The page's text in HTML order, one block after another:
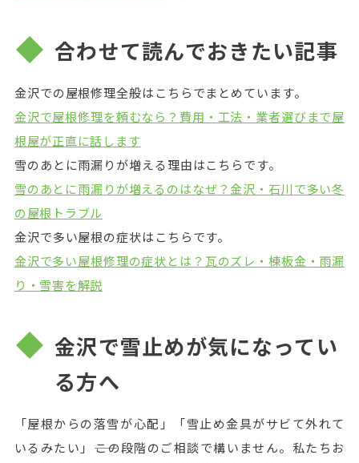
合わせて読んでおきたい記事
金沢での屋根修理全般はこちらでまとめています。
金沢で屋根修理を頼むなら？費用・工法・業者選びまで屋
根屋が正直に話します
雪のあとに雨漏りが増える理由はこちらです。
雪のあとに雨漏りが増えるのはなぜ？金沢・石川で多い冬
の屋根トラブル
金沢で多い屋根の症状はこちらです。
金沢で多い屋根修理の症状とは？瓦のズレ・棟板金・雨漏
り・雪害を解説
金沢で雪止めが気になってい
る方へ
「屋根からの落雪が心配」「雪止め金具がサビて外れて
いるみたい」――この段階のご相談で構いません。私たちお